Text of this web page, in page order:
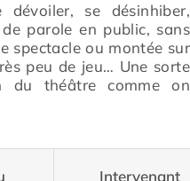
se désinhiber,
parole en public, sans
spectacle ou montée sur
peu de jeu… Une sorte
du théâtre comme on
Intervenant